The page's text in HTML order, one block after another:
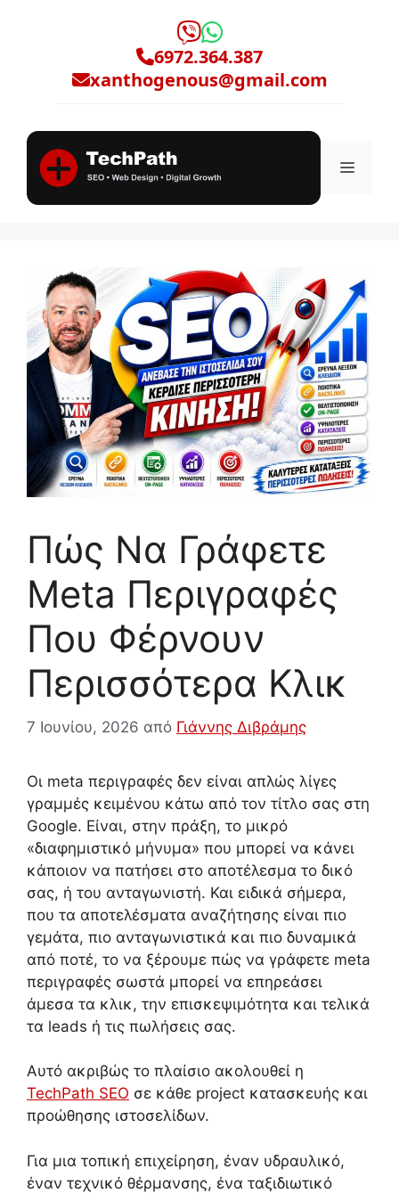
6972.364.387
xanthogenous@gmail.com
Πώς Να Γράφετε
Meta Περιγραφές
Που Φέρνουν
Περισσότερα Κλικ
7 Ιουνίου, 2026 από Γιάννης Διβράμης
Οι meta περιγραφές δεν είναι απλώς λίγες
γραμμές κειμένου κάτω από τον τίτλο σας στη
Google. Είναι, στην πράξη, το μικρό
«διαφημιστικό μήνυμα» που μπορεί να κάνει
κάποιον να πατήσει στο αποτέλεσμα το δικό
σας, ή του ανταγωνιστή. Και ειδικά σήμερα,
που τα αποτελέσματα αναζήτησης είναι πιο
γεμάτα, πιο ανταγωνιστικά και πιο δυναμικά
από ποτέ, το να ξέρουμε πώς να γράφετε meta
περιγραφές σωστά μπορεί να επηρεάσει
άμεσα τα κλικ, την επισκεψιμότητα και τελικά
τα leads ή τις πωλήσεις σας.
Αυτό ακριβώς το πλαίσιο ακολουθεί η
TechPath SEO σε κάθε project κατασκευής και
προώθησης ιστοσελίδων.
Για μια τοπική επιχείρηση, έναν υδραυλικό,
έναν τεχνικό θέρμανσης, ένα ταξιδιωτικό